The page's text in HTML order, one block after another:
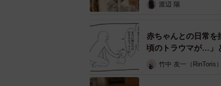
渡辺 陽
赤ちゃんとの日常
頃のトラウマが…」
竹中 友一（RinToris